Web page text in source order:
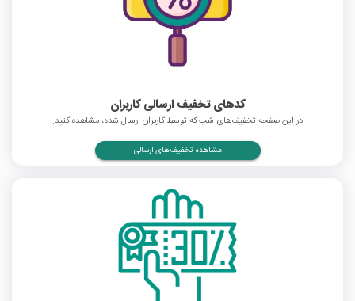
کدهای تخفیف ارسالی کاربران
در این صفحه تخفیف‌های شب که توسط کاربران ارسال شده، مشاهده کنید.
مشاهده تخفیف‌های ارسالی